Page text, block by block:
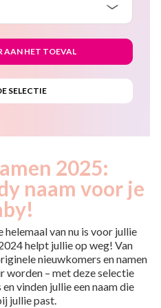
2025:
naam voor je
helemaal van nu is voor jullie
helpt jullie op weg! Van
nieuwkomers en namen
worden – met deze selectie
vinden jullie een naam die
jullie past.